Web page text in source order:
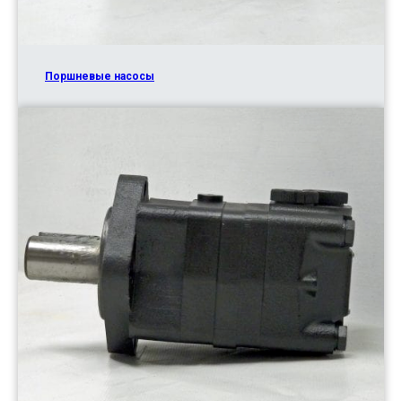
Поршневые насосы